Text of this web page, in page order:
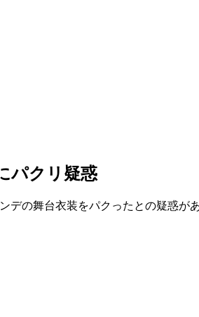
パクリ疑惑
デの舞台衣装をパクったとの疑惑が